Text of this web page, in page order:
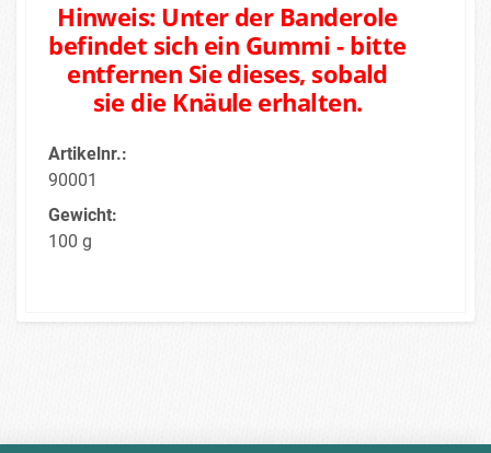
Hinweis: Unter der Banderole
befindet sich ein Gummi - bitte
entfernen Sie dieses, sobald
sie die Knäule erhalten.
Artikelnr.:
90001
Gewicht:
100 g